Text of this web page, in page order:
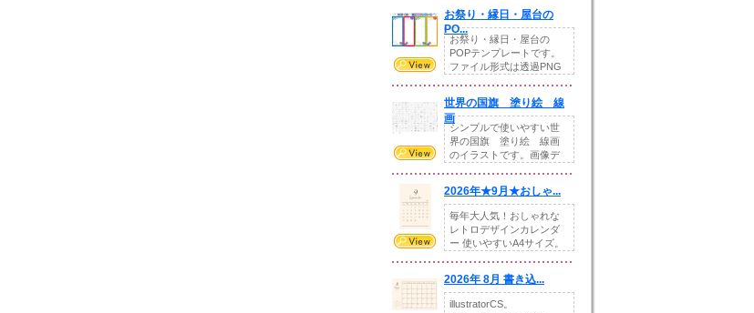
お祭り・縁日・屋台の
PO...
お祭り・縁日・屋台の
POPテンプレートです。
ファイル形式は透過PNG
世界の国旗 塗り絵 線
画
シンプルで使いやすい世
界の国旗 塗り絵 線画
のイラストです。画像デ
2026年★9月★おしゃ...
毎年大人気！おしゃれな
レトロデザインカレンダ
ー 使いやすいA4サイズ。
2026年 8月 書き込...
illustratorCS。